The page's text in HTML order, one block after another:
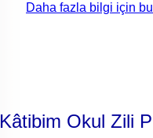
Daha fazla bilgi için
Kâtibim Okul Zili